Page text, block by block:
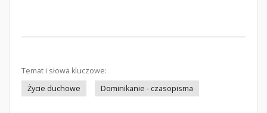
Temat i słowa kluczowe:
Życie duchowe
Dominikanie - czasopisma